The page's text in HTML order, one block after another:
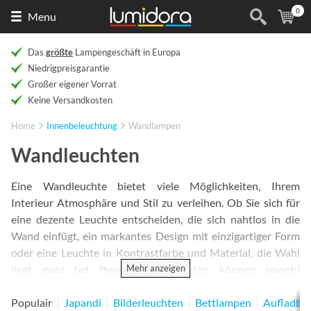
Menu (
0
Das größte Lampengeschäft in Europa
Niedrigpreisgarantie
Großer eigener Vorrat
Keine Versandkosten
Home Innenbeleuchtung Wandlampen
Wandleuchten
Eine Wandleuchte bietet viele Möglichkeiten, Ihrem
Interieur Atmosphäre und Stil zu verleihen. Ob Sie sich für
eine dezente Leuchte entscheiden, die sich nahtlos in die
Wand einfügt, ein markantes Design mit einzigartiger Form
oder eine Leuchte in Kontrastfarbe und Material, die Wahl
liegt ganz bei Ihnen. Wandleuchten können sowohl
gewünschten Atmosphäre in jedem Raum bei. Ob dezente
Mehr anzeigen
Populair Japandi Bilderleuchten Bettlampen Aufladbar